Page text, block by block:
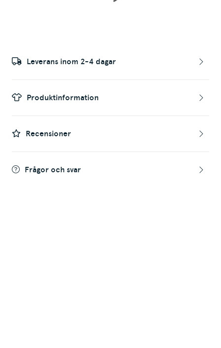
Leverans inom 2-4 dagar
Produktinformation
Recensioner
Frågor och svar